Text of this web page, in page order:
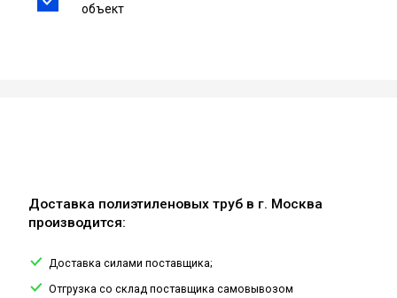
объект
Доставка полиэтиленовых труб в г. Москва
производится:
Доставка силами поставщика;
Отгрузка со склад поставщика самовывозом